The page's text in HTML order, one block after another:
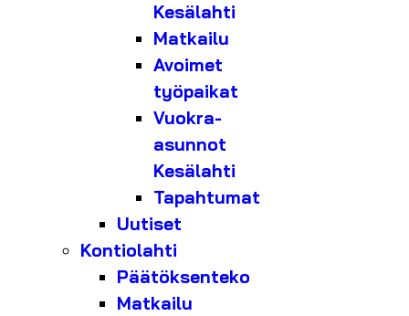
Kesälahti
Matkailu
Avoimet
työpaikat
Vuokra-
asunnot
Kesälahti
Tapahtumat
Uutiset
Kontiolahti
Päätöksenteko
Matkailu